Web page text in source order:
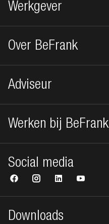
Werkgever
Over BeFrank
Adviseur
Werken bij BeFrank
Downloads
Social media